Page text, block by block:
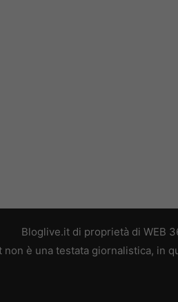
Bloglive.it di proprietà di WEB
non è una testata giornalistica, in